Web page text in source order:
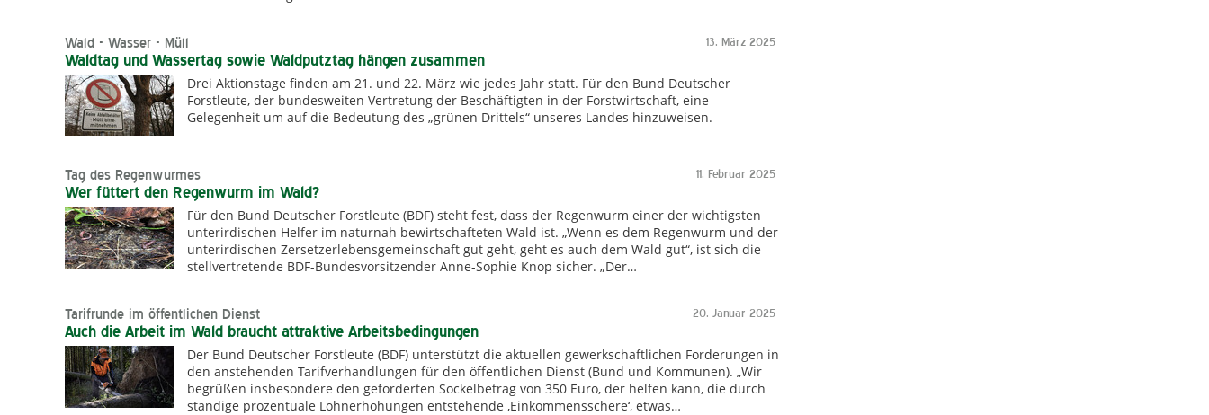
13. März 2025
Wald - Wasser - Müll
Waldtag und Wassertag sowie Waldputztag hängen zusammen
Drei Aktionstage finden am 21. und 22. März wie jedes Jahr statt. Für den Bund Deutscher
Forstleute, der bundesweiten Vertretung der Beschäftigten in der Forstwirtschaft, eine
Gelegenheit um auf die Bedeutung des „grünen Drittels“ unseres Landes hinzuweisen.
11. Februar 2025
Tag des Regenwurmes
Wer füttert den Regenwurm im Wald?
Für den Bund Deutscher Forstleute (BDF) steht fest, dass der Regenwurm einer der wichtigsten
unterirdischen Helfer im naturnah bewirtschafteten Wald ist. „Wenn es dem Regenwurm und der
unterirdischen Zersetzerlebensgemeinschaft gut geht, geht es auch dem Wald gut“, ist sich die
stellvertretende BDF-Bundesvorsitzender Anne-Sophie Knop sicher. „Der…
20. Januar 2025
Tarifrunde im öffentlichen Dienst
Auch die Arbeit im Wald braucht attraktive Arbeitsbedingungen
Der Bund Deutscher Forstleute (BDF) unterstützt die aktuellen gewerkschaftlichen Forderungen in
den anstehenden Tarifverhandlungen für den öffentlichen Dienst (Bund und Kommunen). „Wir
begrüßen insbesondere den geforderten Sockelbetrag von 350 Euro, der helfen kann, die durch
ständige prozentuale Lohnerhöhungen entstehende ‚Einkommensschere‘, etwas…